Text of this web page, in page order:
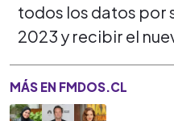
todos los datos por
2023 y recibir el
MÁS EN FMDOS.CL